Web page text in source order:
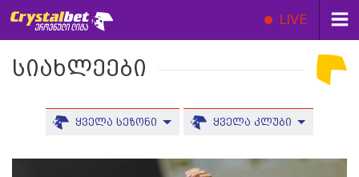
LIVE
სიახლეები
ყველა სეზონი ყველა კლუბი